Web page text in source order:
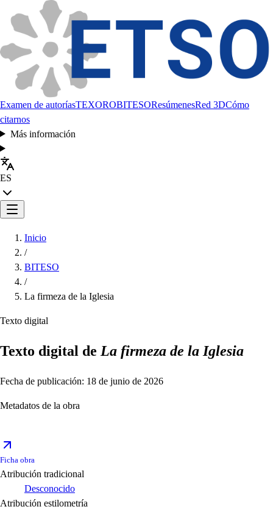
Examen de autoríasTEXOROBITESOResúmenesRed 3DCómo
citarnos
Más información
ES
Inicio
/
BITESO
/
La firmeza de la Iglesia
Texto digital
Texto digital de La firmeza de la Iglesia
Fecha de publicación: 18 de junio de 2026
Metadatos de la obra
Ficha obra
Atribución tradicional
Desconocido
Atribución estilometría